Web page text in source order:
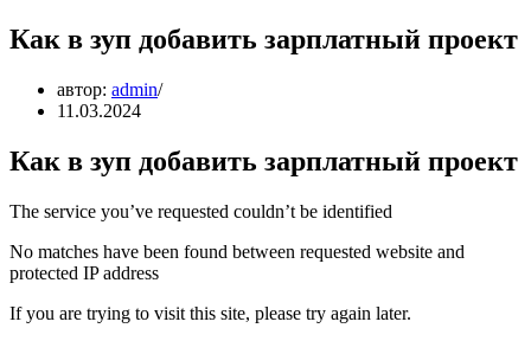
Как в зуп добавить зарплатный проект
автор: admin
11.03.2024
Как в зуп добавить зарплатный проект
The service you’ve requested couldn’t be identified
No matches have been found between requested website and
protected IP address
If you are trying to visit this site, please try again later.